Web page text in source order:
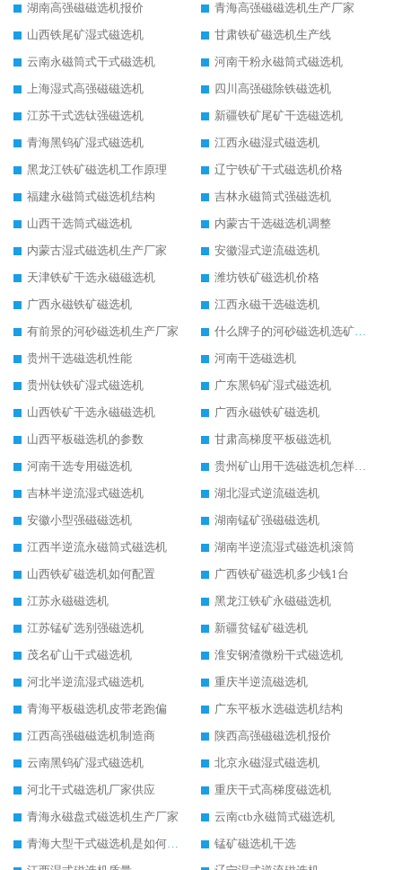
湖南高强磁磁选机报价
青海高强磁磁选机生产厂家
山西铁尾矿湿式磁选机
甘肃铁矿磁选机生产线
云南永磁筒式干式磁选机
河南干粉永磁筒式磁选机
上海湿式高强磁磁选机
四川高强磁除铁磁选机
江苏干式选钛强磁选机
新疆铁矿尾矿干选磁选机
青海黑钨矿湿式磁选机
江西永磁湿式磁选机
黑龙江铁矿磁选机工作原理
辽宁铁矿干式磁选机价格
福建永磁筒式磁选机结构
吉林永磁筒式强磁选机
山西干选筒式磁选机
内蒙古干选磁选机调整
内蒙古湿式磁选机生产厂家
安徽湿式逆流磁选机
天津铁矿干选永磁磁选机
潍坊铁矿磁选机价格
广西永磁铁矿磁选机
江西永磁干选磁选机
有前景的河砂磁选机生产厂家
什么牌子的河砂磁选机选矿效果好
贵州干选磁选机性能
河南干选磁选机
贵州钛铁矿湿式磁选机
广东黑钨矿湿式磁选机
山西铁矿干选永磁磁选机
广西永磁铁矿磁选机
山西平板磁选机的参数
甘肃高梯度平板磁选机
河南干选专用磁选机
贵州矿山用干选磁选机怎样调磁
吉林半逆流湿式磁选机
湖北湿式逆流磁选机
安徽小型强磁磁选机
湖南锰矿强磁磁选机
江西半逆流永磁筒式磁选机
湖南半逆流湿式磁选机滚筒
山西铁矿磁选机如何配置
广西铁矿磁选机多少钱1台
江苏永磁磁选机
黑龙江铁矿永磁磁选机
江苏锰矿选别强磁选机
新疆贫锰矿磁选机
茂名矿山干式磁选机
淮安钢渣微粉干式磁选机
河北半逆流湿式磁选机
重庆半逆流磁选机
青海平板磁选机皮带老跑偏
广东平板水选磁选机结构
江西高强磁磁选机制造商
陕西高强磁磁选机报价
云南黑钨矿湿式磁选机
北京永磁湿式磁选机
河北干式磁选机厂家供应
重庆干式高梯度磁选机
青海永磁盘式磁选机生产厂家
云南ctb永磁筒式磁选机
青海大型干式磁选机是如何选矿的
锰矿磁选机干选